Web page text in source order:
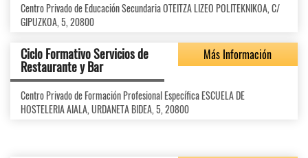
Centro Privado de Educación Secundaria OTEITZA LIZEO POLITEKNIKOA, C/
GIPUZKOA, 5, 20800
Ciclo Formativo Servicios de
Restaurante y Bar
Más Información
Centro Privado de Formación Profesional Específica ESCUELA DE
HOSTELERIA AIALA, URDANETA BIDEA, 5, 20800